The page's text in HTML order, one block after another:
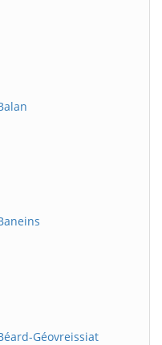
Géovreissiat